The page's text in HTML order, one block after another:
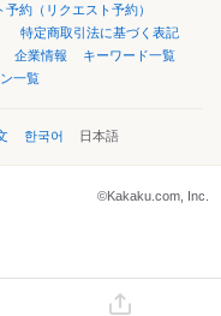
予約（リクエスト予約）
特定商取引法に基づく表記
企業情報
キーワード一覧
一覧
한국어 日本語
©Kakaku.com, Inc.